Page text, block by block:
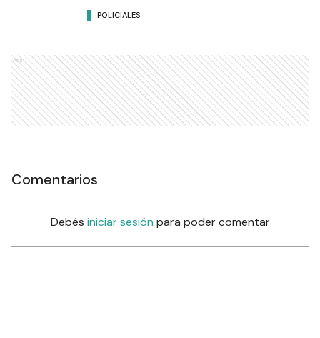
POLICIALES
Ads
Comentarios
Debés iniciar sesión para poder comentar